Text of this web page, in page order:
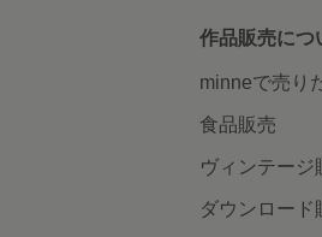
作品販売につ
minneで売り
食品販売
ヴィンテージ
ダウンロード